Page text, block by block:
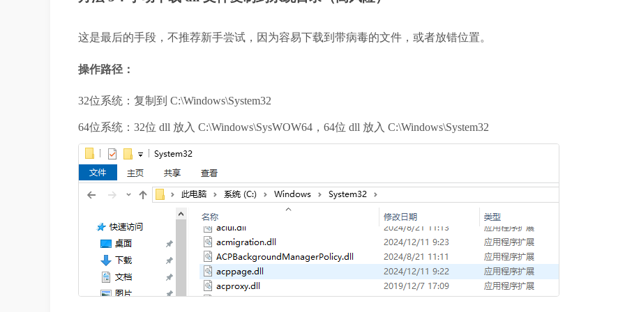
这是最后的手段，不推荐新手尝试，因为容易下载到带病毒的文件，或者放错位置。
操作路径：
32位系统：复制到 C:\Windows\System32
64位系统：32位 dll 放入 C:\Windows\SysWOW64 ，64位 dll 放入 C:\Windows\System32